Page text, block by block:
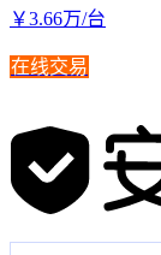
￥3.66万/台
在线交易